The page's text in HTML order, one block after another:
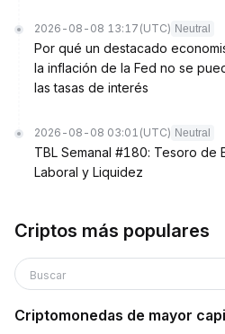
2026-08-08 13:17 (UTC) Neutral
Por qué un destacado
la inflación de la Fed no se
las tasas de interés
2026-08-08 03:01 (UTC) Neutral
TBL Semanal #180: Tesoro de
Laboral y Liquidez
Criptos más populares
Buscar
Criptomonedas de mayor